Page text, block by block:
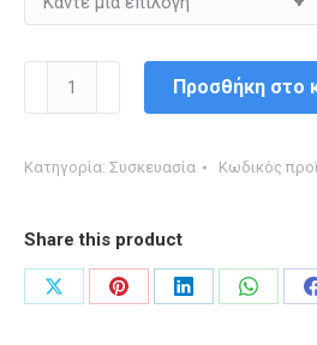
ΛΑΣΤΙΧΑ
ΚΑΟΥΤΣΟΥΚ
ΚΟΥΤΙ
γρ.
ποσότητα
Προσθήκη στο
Κατηγορία: Συσκευασία Κωδικός
Share this product
Share
Share
Share
Share